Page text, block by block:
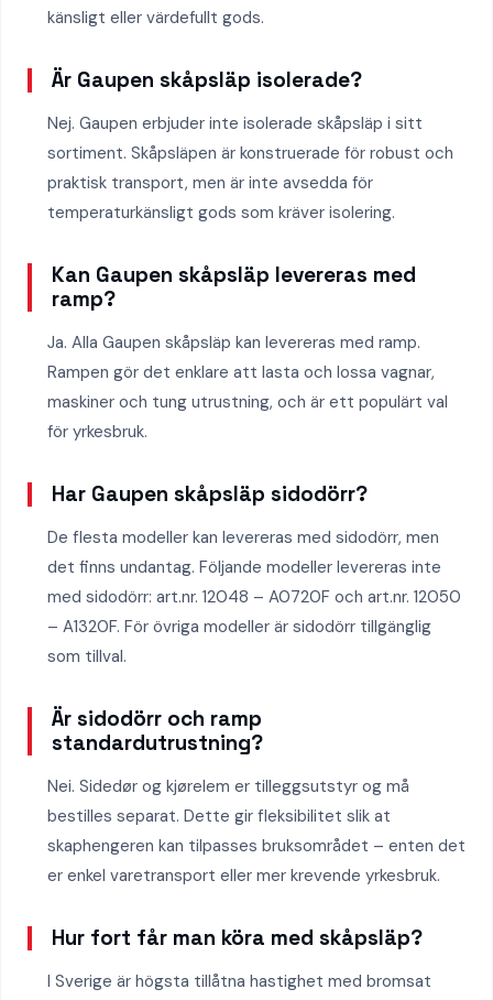
känsligt eller värdefullt gods.
Är Gaupen skåpsläp isolerade?
Nej. Gaupen erbjuder inte isolerade skåpsläp i sitt
sortiment. Skåpsläpen är konstruerade för robust och
praktisk transport, men är inte avsedda för
temperaturkänsligt gods som kräver isolering.
Kan Gaupen skåpsläp levereras med
ramp?
Ja. Alla Gaupen skåpsläp kan levereras med ramp.
Rampen gör det enklare att lasta och lossa vagnar,
maskiner och tung utrustning, och är ett populärt val
för yrkesbruk.
Har Gaupen skåpsläp sidodörr?
De flesta modeller kan levereras med sidodörr, men
det finns undantag. Följande modeller levereras inte
med sidodörr: art.nr. 12048 – A0720F och art.nr. 12050
– A1320F. För övriga modeller är sidodörr tillgänglig
som tillval.
Är sidodörr och ramp
standardutrustning?
Nei. Sidedør og kjørelem er tilleggsutstyr og må
bestilles separat. Dette gir fleksibilitet slik at
skaphengeren kan tilpasses bruksområdet – enten det
er enkel varetransport eller mer krevende yrkesbruk.
Hur fort får man köra med skåpsläp?
I Sverige är högsta tillåtna hastighet med bromsat